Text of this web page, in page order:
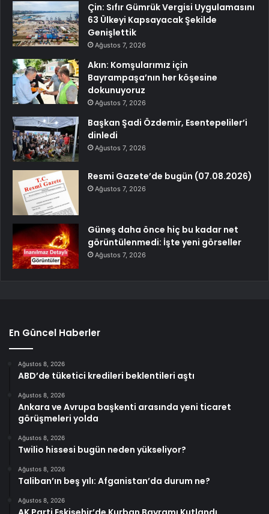
Çin: Sıfır Gümrük Vergisi Uygulamasını
63 Ülkeyi Kapsayacak Şekilde
Genişlettik
Ağustos 7, 2026
Akın: Komşularımız için
Bayrampaşa’nın her köşesine
dokunuyoruz
Ağustos 7, 2026
Başkan Şadi Özdemir, Esentepeliler’i
dinledi
Ağustos 7, 2026
Resmi Gazete’de bugün (07.08.2026)
Ağustos 7, 2026
Güneş daha önce hiç bu kadar net
görüntülenmedi: İşte yeni görseller
Ağustos 7, 2026
En Güncel Haberler
Ağustos 8, 2026
ABD’de tüketici kredileri beklentileri aştı
Ağustos 8, 2026
Ankara ve Avrupa başkenti arasında yeni ticaret
görüşmeleri yolda
Ağustos 8, 2026
Twilio hissesi bugün neden yükseliyor?
Ağustos 8, 2026
Taliban’ın beş yılı: Afganistan’da durum ne?
Ağustos 8, 2026